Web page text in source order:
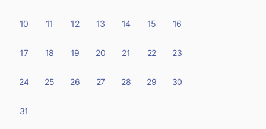
10 11 12 13 14 15 16
17 18 19 20 21 22 23
24 25 26 27 28 29 30
31